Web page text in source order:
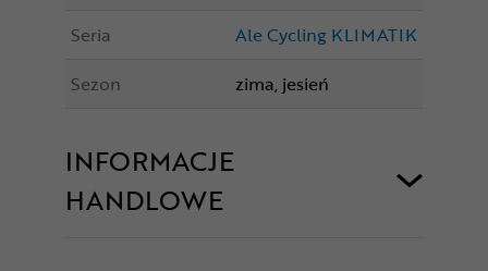
Seria
Ale Cycling KLIMATIK
Sezon
zima, jesień
INFORMACJE
HANDLOWE